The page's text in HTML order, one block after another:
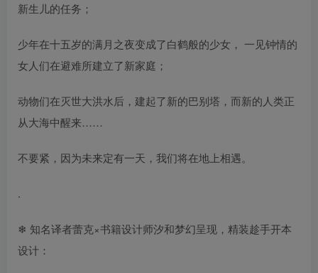
新生儿的任务；
少年在十五岁的满月之夜变成了白鹤般的少女， 一见钟情的
女人们在避难所建立了新家庭；
动物们在灭世大洪水后，建起了新的巴别塔，而新的人类正
从大海中醒来……
不要紧，因为未来定有一天，我们将在地上相遇。
.
❄ 知名译者蕾克×书籍设计师汐和梦幻呈现，精装趁手开本
设计：